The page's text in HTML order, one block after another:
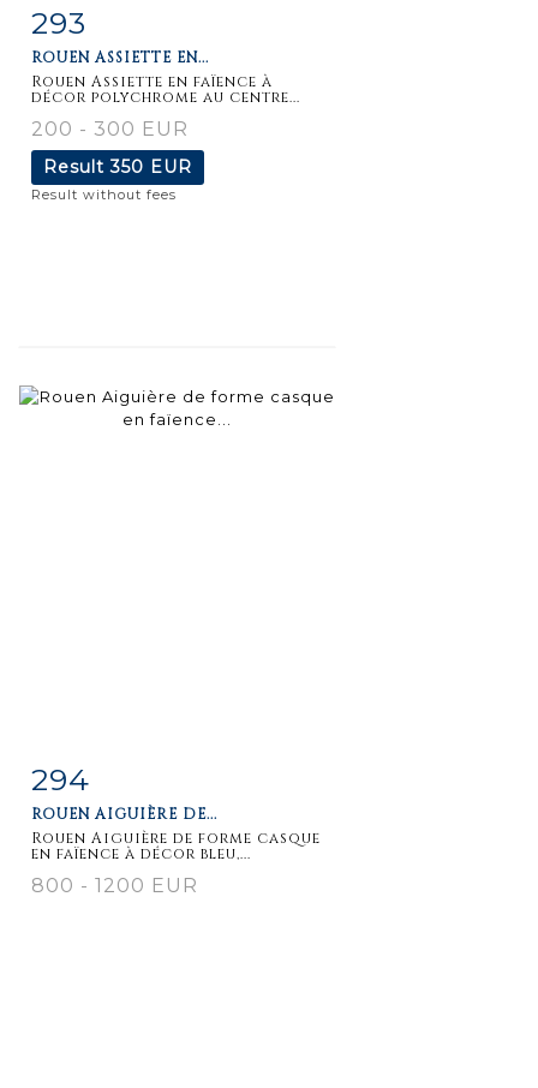
Item detail
293
ROUEN ASSIETTE EN...
Rouen Assiette en faïence à
décor polychrome au centre...
200 - 300 EUR
Result350 EUR
Result without fees
Item detail
294
ROUEN AIGUIÈRE DE...
Rouen Aiguière de forme casque
en faïence à décor bleu,...
800 - 1200 EUR